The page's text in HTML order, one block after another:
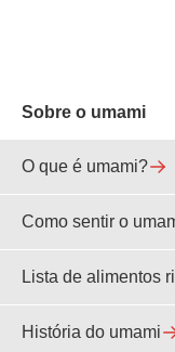
Sobre o umami
O que é umami?
Como sentir o
Lista de alimentos
História do umami